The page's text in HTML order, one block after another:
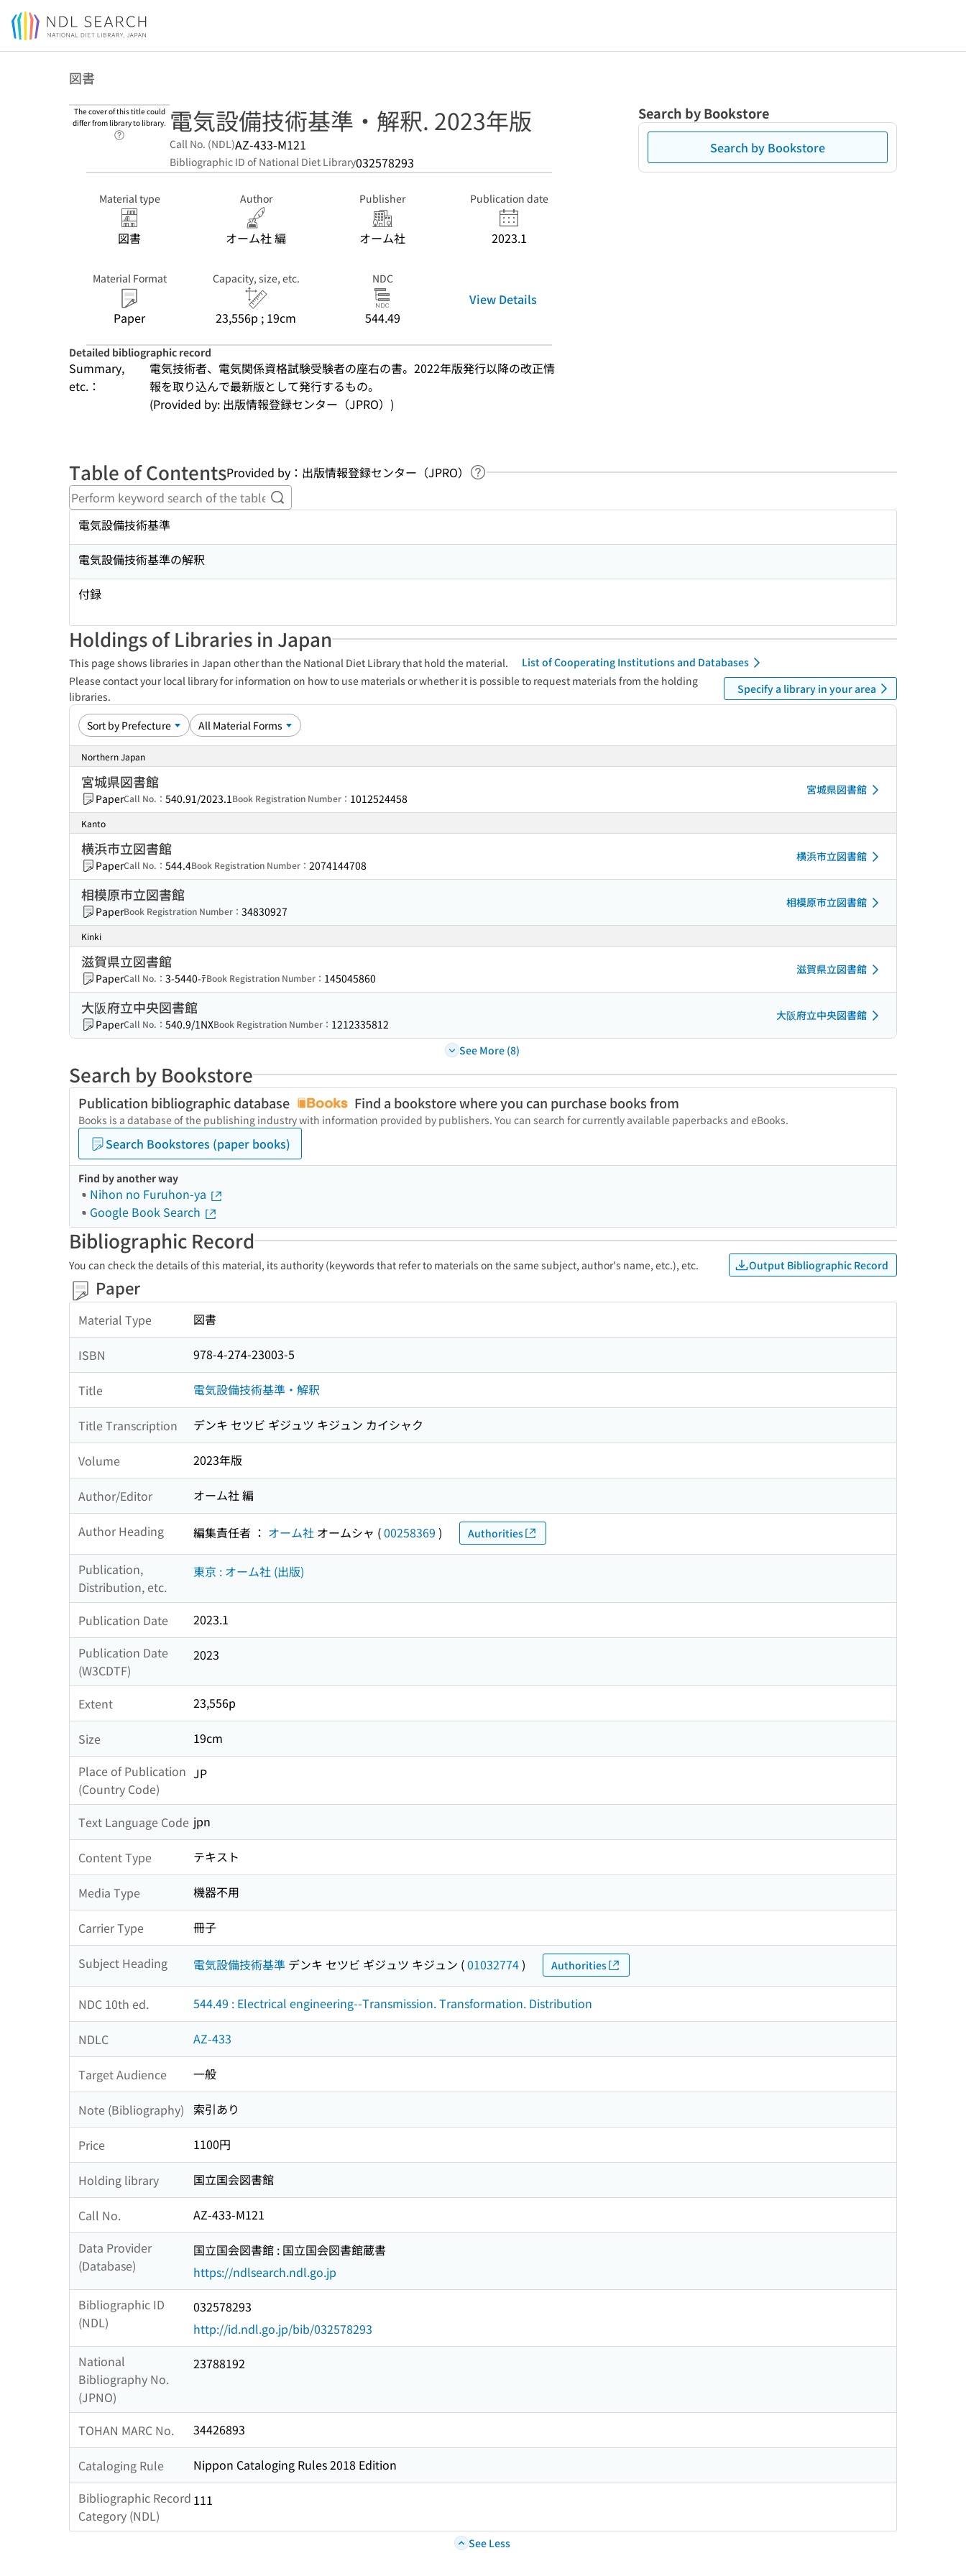
Jump to main content
図書
The cover of this title could
differ from library to library.
Link to Help Page
電気設備技術基準・解釈. 2023年版
Call No. (NDL)AZ-433-M121
Bibliographic ID of National Diet Library032578293
Material type
図書
Author
オーム社 編
Publisher
オーム社
Publication date
2023.1
Material Format
Paper
Capacity, size, etc.
23,556p ; 19cm
NDC
544.49
View Details
Detailed bibliographic record
Summary,
etc.：
電気技術者、電気関係資格試験受験者の座右の書。2022年版発行以降の改正情
報を取り込んで最新版として発行するもの。
(Provided by: 出版情報登録センター（JPRO）)
Search by Bookstore
Search by Bookstore
Table of ContentsProvided by：出版情報登録センター（JPRO）
Link to Help Page
Perform keyword search of the table of contents
電気設備技術基準
電気設備技術基準の解釈
付録
Holdings of Libraries in Japan
This page shows libraries in Japan other than the National Diet Library that hold the material.
List of Cooperating Institutions and Databases
Please contact your local library for information on how to use materials or whether it is possible to request materials from the holding
libraries.
Specify a library in your area
Northern Japan
宮城県図書館
PaperCall No.： 540.91/2023.1Book Registration Number： 1012524458
宮城県図書館
Kanto
横浜市立図書館
PaperCall No.： 544.4Book Registration Number： 2074144708
横浜市立図書館
相模原市立図書館
PaperBook Registration Number： 34830927
相模原市立図書館
Kinki
滋賀県立図書館
PaperCall No.： 3-5440-ﾃBook Registration Number： 145045860
滋賀県立図書館
大阪府立中央図書館
PaperCall No.： 540.9/1NXBook Registration Number： 1212335812
大阪府立中央図書館
See More (8)
Search by Bookstore
Publication bibliographic database Find a bookstore where you can purchase books from
Books is a database of the publishing industry with information provided by publishers. You can search for currently available paperbacks and eBooks.
Search Bookstores (paper books)
Find by another way
Nihon no Furuhon-ya
Google Book Search
Bibliographic Record
You can check the details of this material, its authority (keywords that refer to materials on the same subject, author's name, etc.), etc. Output Bibliographic Record
Paper
Material Type 図書
ISBN 978-4-274-23003-5
Title 電気設備技術基準・解釈
Title Transcription デンキ セツビ ギジュツ キジュン カイシャク
Volume 2023年版
Author/Editor オーム社 編
Author Heading 編集責任者 ： オーム社 オームシャ (00258369 ) Authorities
Publication,
Distribution, etc.
東京 : オーム社 (出版)
Publication Date
2023.1
Publication Date
(W3CDTF)
2023
Extent 23,556p
Size
19cm
Place of Publication
(Country Code)
JP
Text Language Code jpn
Content Type テキスト
Media Type 機器不用
Carrier Type 冊子
Subject Heading 電気設備技術基準 デンキ セツビ ギジュツ キジュン (01032774) Authorities
NDC 10th ed. 544.49 : Electrical engineering--Transmission. Transformation. Distribution
NDLC AZ-433
Target Audience 一般
Note (Bibliography) 索引あり
Price 1100円
Holding library 国立国会図書館
Call No.
AZ-433-M121
Data Provider
(Database)
国立国会図書館 : 国立国会図書館蔵書
https://ndlsearch.ndl.go.jp
Bibliographic ID
(NDL)
032578293
http://id.ndl.go.jp/bib/032578293
National
Bibliography No.
(JPNO)
23788192
TOHAN MARC No. 34426893
Cataloging Rule
Nippon Cataloging Rules 2018 Edition
Bibliographic Record
Category (NDL)
111
See Less